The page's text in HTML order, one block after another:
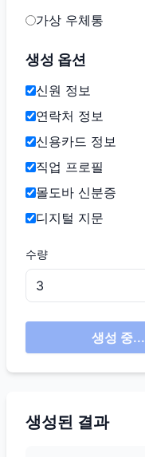
가상 우체통
생성 옵션
신원 정보
연락처 정보
신용카드 정보
직업 프로필
몰도바 신분증
디지털 지문
수량
생성 중...
생성된 결과